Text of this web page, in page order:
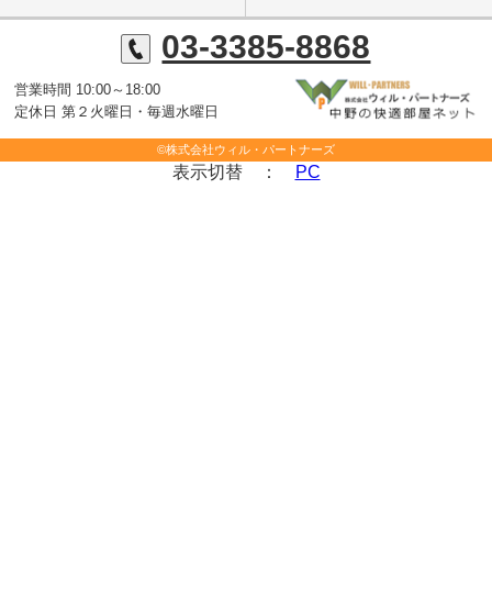
03-3385-8868
営業時間 10:00～18:00
定休日 第２火曜日・毎週水曜日
©株式会社ウィル・パートナーズ
表示切替 ： PC